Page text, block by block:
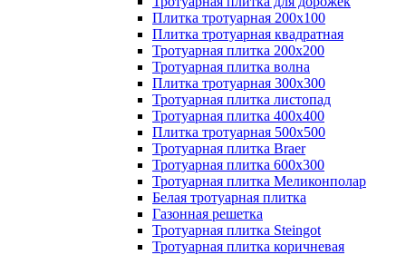
Плитка тротуарная 200х100
Плитка тротуарная квадратная
Тротуарная плитка 200х200
Тротуарная плитка волна
Плитка тротуарная 300х300
Тротуарная плитка листопад
Тротуарная плитка 400х400
Плитка тротуарная 500x500
Тротуарная плитка Braer
Тротуарная плитка 600х300
Тротуарная плитка Меликонполар
Белая тротуарная плитка
Газонная решетка
Тротуарная плитка Steingot
Тротуарная плитка коричневая